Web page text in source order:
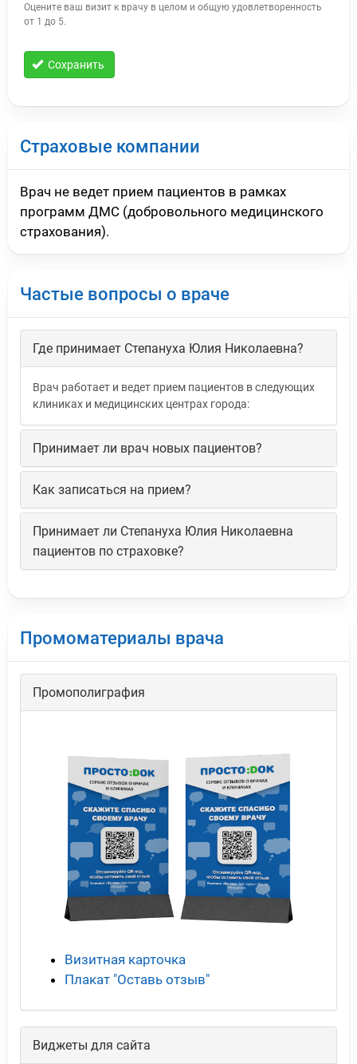
Оцените ваш визит к врачу в целом и общую удовлетворенность
от 1 до 5.
Сохранить
Страховые компании
Врач не ведет прием пациентов в рамках
программ ДМС (добровольного медицинского
страхования).
Частые вопросы о враче
Где принимает Степануха Юлия Николаевна?
Врач работает и ведет прием пациентов в следующих
клиниках и медицинских центрах города:
Принимает ли врач новых пациентов?
Как записаться на прием?
Принимает ли Степануха Юлия Николаевна
пациентов по страховке?
Промоматериалы врача
Промополиграфия
Визитная карточка
Плакат "Оставь отзыв"
Виджеты для сайта